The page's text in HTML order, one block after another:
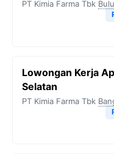
PT Kimia Farma Tbk
Lowongan Kerja
Selatan
PT Kimia Farma Tbk